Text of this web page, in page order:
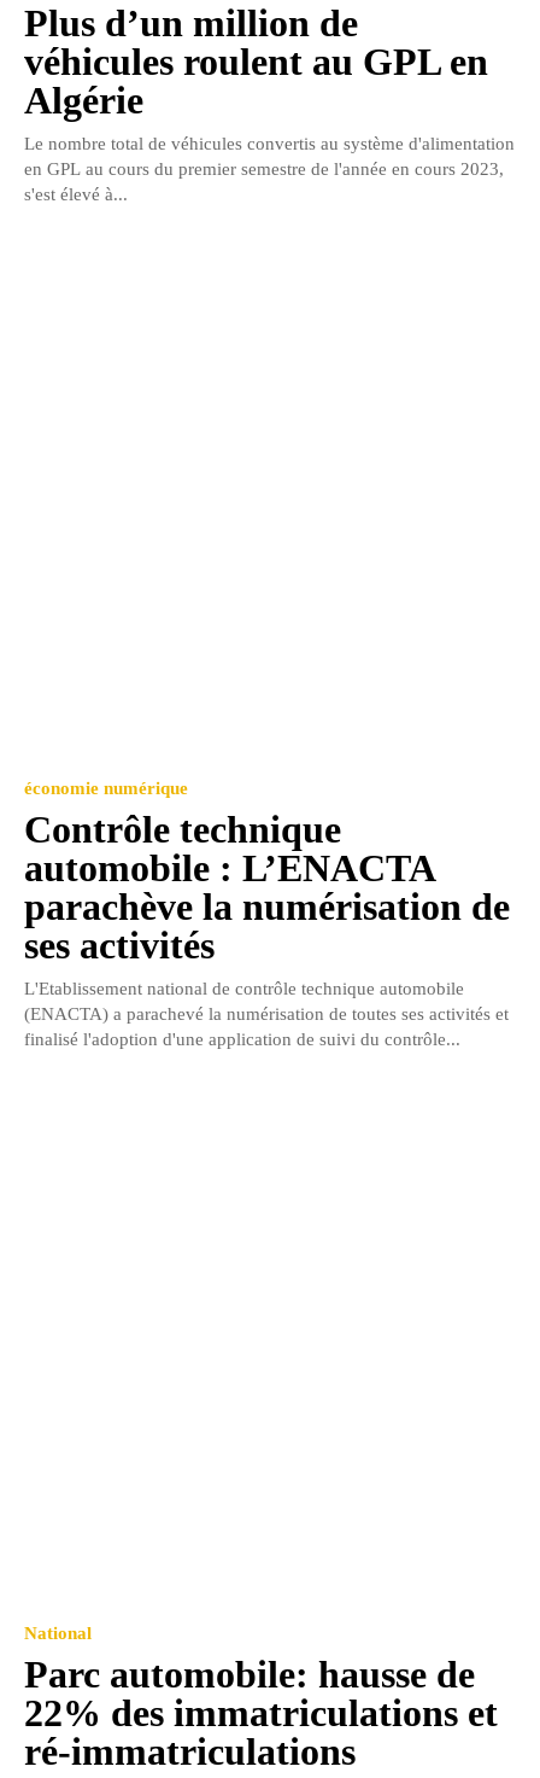
Plus d’un million de
véhicules roulent au GPL en
Algérie
Le nombre total de véhicules convertis au système d'alimentation
en GPL au cours du premier semestre de l'année en cours 2023,
s'est élevé à...
économie numérique
Contrôle technique
automobile : L’ENACTA
parachève la numérisation de
ses activités
L'Etablissement national de contrôle technique automobile
(ENACTA) a parachevé la numérisation de toutes ses activités et
finalisé l'adoption d'une application de suivi du contrôle...
National
Parc automobile: hausse de
22% des immatriculations et
ré-immatriculations